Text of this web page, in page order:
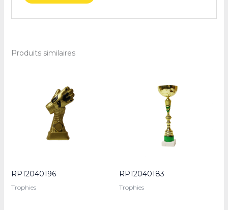
Produits similaires
RP12040196
Trophies
RP12040183
Trophies